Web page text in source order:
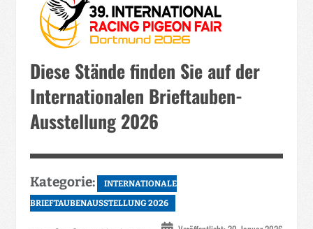
Diese Stände finden Sie auf der
Internationalen Brieftauben-
Ausstellung 2026
Kategorie:
INTERNATIONALE
BRIEFTAUBENAUSSTELLUNG 2026